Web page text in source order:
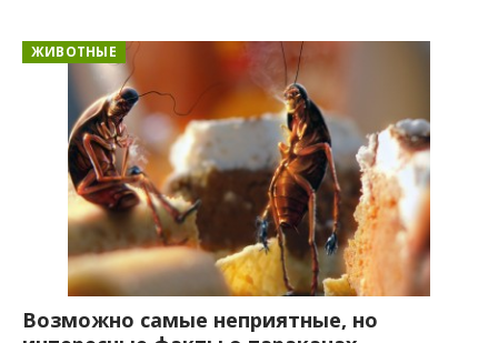
ЖИВОТНЫЕ
Возможно самые неприятные, но